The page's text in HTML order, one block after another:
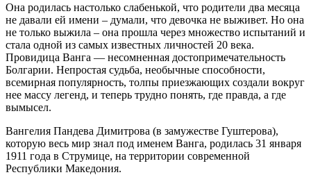
Она родилась настолько слабенькой, что родители два месяца
не давали ей имени – думали, что девочка не выживет. Но она
не только выжила – она прошла через множество испытаний и
стала одной из самых известных личностей 20 века.
Провидица Ванга — несомненная достопримечательность
Болгарии. Непростая судьба, необычные способности,
всемирная популярность, толпы приезжающих создали вокруг
нее массу легенд, и теперь трудно понять, где правда, а где
вымысел.
Вангелия Пандева Димитрова (в замужестве Гуштерова),
которую весь мир знал под именем Ванга, родилась 31 января
1911 года в Струмице, на территории современной
Республики Македония.